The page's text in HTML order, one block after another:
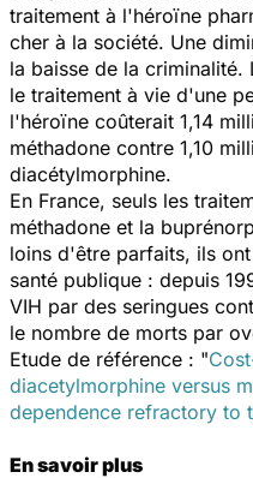
traitement à l'héroïne
cher à la société. Une
la baisse de la criminalité.
le traitement à vie d'une
l'héroïne coûterait 1,14
méthadone contre 1,10
diacétylmorphine.
En France, seuls les
méthadone et la
loins d'être parfaits, ils
santé publique : depuis
VIH par des seringues
le nombre de morts par
Etude de référence : "
diacetylmorphine versus
dependence refractory to
En savoir plus